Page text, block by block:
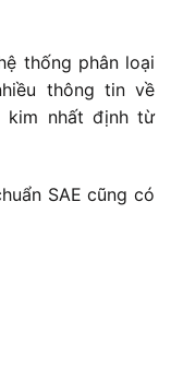
thống phân loại
thông tin về
kim nhất định từ
SAE cũng có